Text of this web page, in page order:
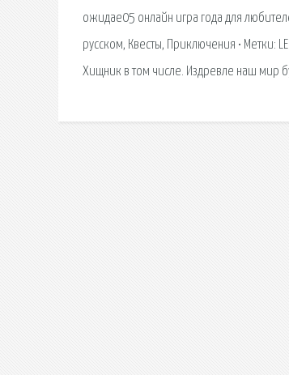
ожидае05 онлайн игра года для
русском, Квесты, Приключения • Метки:
Хищник в том числе. Издревле наш мир